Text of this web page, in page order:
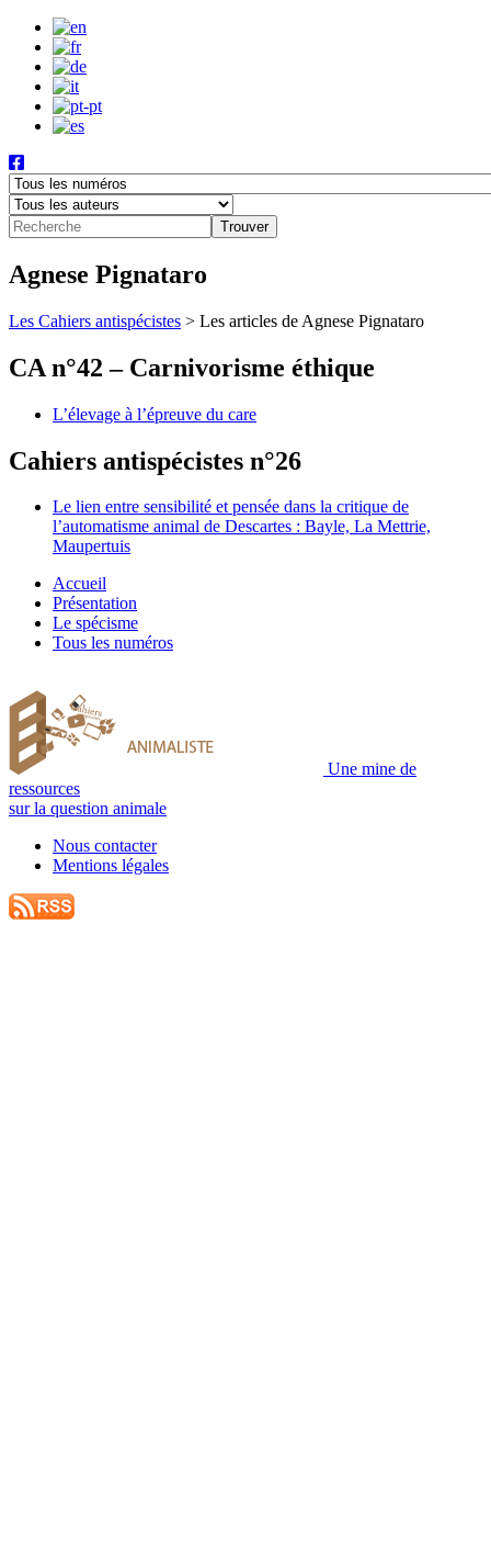
Agnese Pignataro
Les Cahiers antispécistes > Les articles de Agnese Pignataro
CA n°42 – Carnivorisme éthique
L’élevage à l’épreuve du care
Cahiers antispécistes n°26
Le lien entre sensibilité et pensée dans la critique de
l’automatisme animal de Descartes : Bayle, La Mettrie,
Maupertuis
Accueil
Présentation
Le spécisme
Tous les numéros
Une mine de
ressources
sur la question animale
Nous contacter
Mentions légales